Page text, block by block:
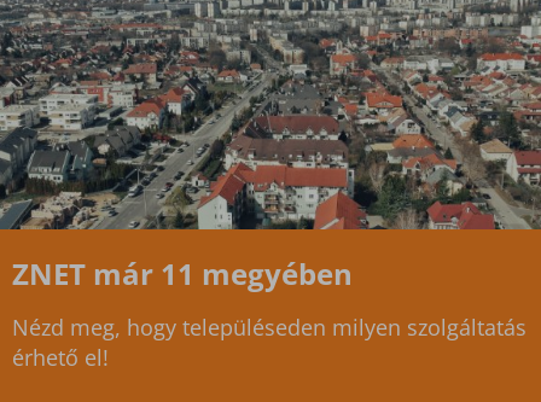
ZNET már 11 megyében
Nézd meg, hogy településeden milyen szolgáltatás
érhető el!